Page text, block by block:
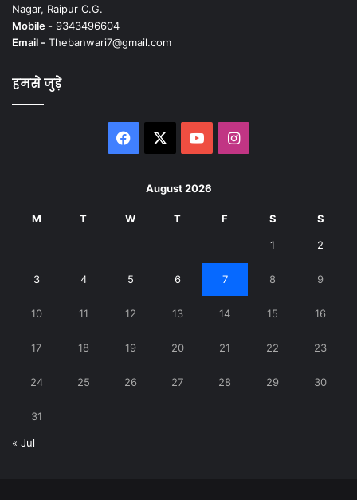
Nagar, Raipur C.G.
Mobile - 9343496604
Email - Thebanwari7@gmail.com
हमसे जुड़े
Facebook YouTubeInstagram
August 2026
M T W T F S S
1 2
3 4 5 6 7 8 9
10 11 12 13 14 15 16
17 18 19 20 21 22 23
24 25 26 27 28 29 30
31
« Jul